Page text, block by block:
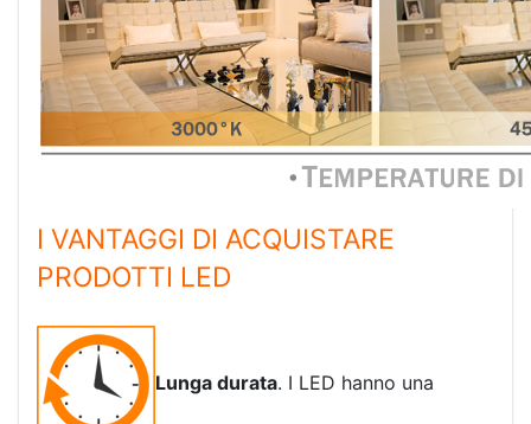
I VANTAGGI DI ACQUISTARE
PRODOTTI LED
Lunga durata. I LED hanno una